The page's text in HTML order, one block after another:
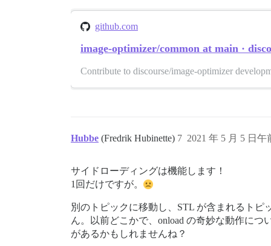
github.com
image-optimizer/common at main ·
Contribute to discourse/image-optimizer
Hubbe (Fredrik Hubinette) 2021 年 5 月 5 日午
7
サイドローディングは機能します！
1回だけですが。
別のトピックに移動し、STL が含まれるトピ
ん。以前どこかで、onload の奇妙な動作に
があるかもしれませんね？